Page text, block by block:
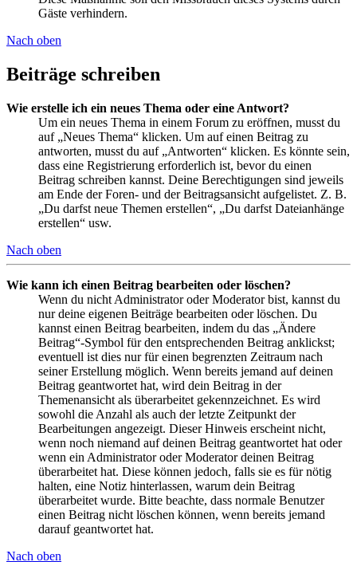
Gäste verhindern.
Nach oben
Beiträge schreiben
Wie erstelle ich ein neues Thema oder eine Antwort?
Um ein neues Thema in einem Forum zu eröffnen, musst du
auf „Neues Thema“ klicken. Um auf einen Beitrag zu
antworten, musst du auf „Antworten“ klicken. Es könnte sein,
dass eine Registrierung erforderlich ist, bevor du einen
Beitrag schreiben kannst. Deine Berechtigungen sind jeweils
am Ende der Foren- und der Beitragsansicht aufgelistet. Z. B.
„Du darfst neue Themen erstellen“, „Du darfst Dateianhänge
erstellen“ usw.
Nach oben
Wie kann ich einen Beitrag bearbeiten oder löschen?
Wenn du nicht Administrator oder Moderator bist, kannst du
nur deine eigenen Beiträge bearbeiten oder löschen. Du
kannst einen Beitrag bearbeiten, indem du das „Ändere
Beitrag“-Symbol für den entsprechenden Beitrag anklickst;
eventuell ist dies nur für einen begrenzten Zeitraum nach
seiner Erstellung möglich. Wenn bereits jemand auf deinen
Beitrag geantwortet hat, wird dein Beitrag in der
Themenansicht als überarbeitet gekennzeichnet. Es wird
sowohl die Anzahl als auch der letzte Zeitpunkt der
Bearbeitungen angezeigt. Dieser Hinweis erscheint nicht,
wenn noch niemand auf deinen Beitrag geantwortet hat oder
wenn ein Administrator oder Moderator deinen Beitrag
überarbeitet hat. Diese können jedoch, falls sie es für nötig
halten, eine Notiz hinterlassen, warum dein Beitrag
überarbeitet wurde. Bitte beachte, dass normale Benutzer
einen Beitrag nicht löschen können, wenn bereits jemand
darauf geantwortet hat.
Nach oben